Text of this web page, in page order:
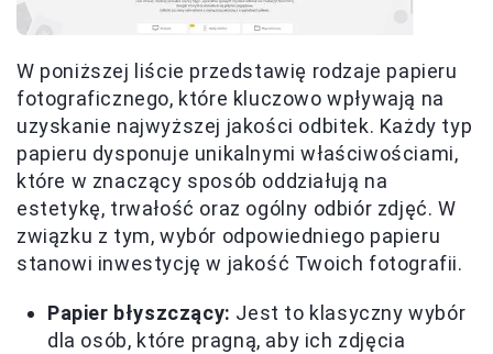
W poniższej liście przedstawię rodzaje papieru
fotograficznego, które kluczowo wpływają na
uzyskanie najwyższej jakości odbitek. Każdy typ
papieru dysponuje unikalnymi właściwościami,
które w znaczący sposób oddziałują na
estetykę, trwałość oraz ogólny odbiór zdjęć. W
związku z tym, wybór odpowiedniego papieru
stanowi inwestycję w jakość Twoich fotografii.
Papier błyszczący: Jest to klasyczny wybór
dla osób, które pragną, aby ich zdjęcia